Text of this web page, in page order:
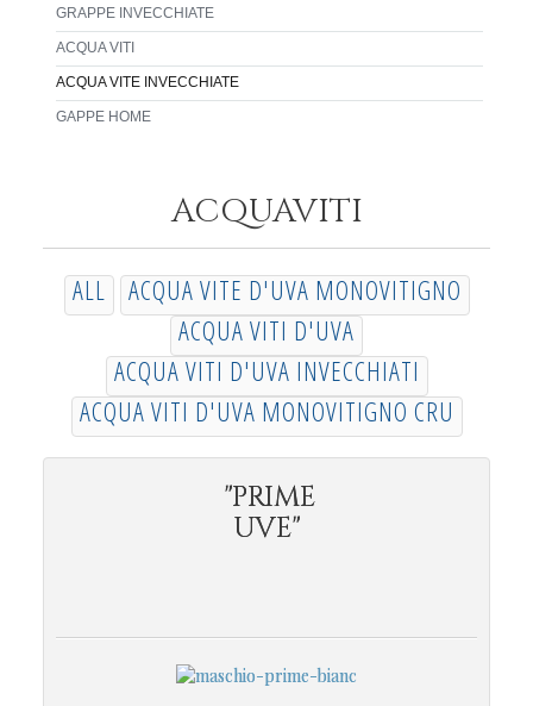
GRAPPE INVECCHIATE
ACQUA VITI
ACQUA VITE INVECCHIATE
GAPPE HOME
ACQUAVITI
ALL
ACQUA VITE D'UVA MONOVITIGNO
ACQUA VITI D'UVA
ACQUA VITI D'UVA INVECCHIATI
ACQUA VITI D'UVA MONOVITIGNO CRU
"PRIME
UVE"